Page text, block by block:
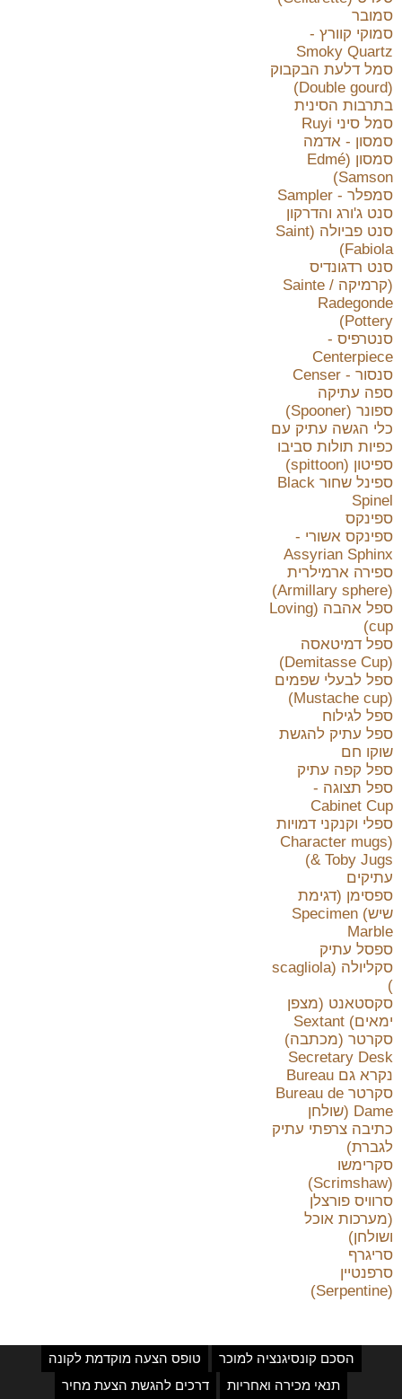
סמובר
סמוקי קוורץ -
Smoky Quartz
סמל דלעת הבקבוק
(Double gourd)
בתרבות הסינית
סמל סיני Ruyi
סמסון - אדמה
סמסון (Edmé
Samson)
סמפלר - Sampler
סנט ג'ורג והדרקון
סנט פביולה (Saint
Fabiola)
סנט רדגונדיס
(קרמיקה / Sainte
Radegonde
Pottery)
סנטרפיס -
Centerpiece
סנסור - Censer
ספה עתיקה
ספונר (Spooner)
כלי הגשה עתיק עם
כפיות תולות סביבו
ספיטון (spittoon)
ספינל שחור Black
Spinel
ספינקס
ספינקס אשורי -
Assyrian Sphinx
ספירה ארמילרית
(Armillary sphere)
ספל אהבה (Loving
cup)
ספל דמיטאסה
(Demitasse Cup)
ספל לבעלי שפמים
(Mustache cup)
ספל לגילוח
ספל עתיק להגשת
שוקו חם
ספל קפה עתיק
ספל תצוגה -
Cabinet Cup
ספלי וקנקני דמויות
(Character mugs
& Toby Jugs)
עתיקים
ספסימן (דגימת
שיש) Specimen
Marble
ספסל עתיק
סקליולה (scagliola
)
סקסטאנט (מצפן
ימאים) Sextant
סקרטר (מכתבה)
Secretary Desk
נקרא גם Bureau
סקרטר Bureau de
Dame (שולחן
כתיבה צרפתי עתיק
לגברת)
סקרימשו
(Scrimshaw)
סרוויס פורצלן
(מערכות אוכל
ושולחן)
סריגרף
סרפנטיין
(Serpentine)
הסכם קונסיגנציה למוכר
טופס הצעה מוקדמת לקונה
תנאי מכירה ואחריות
דרכים להגשת הצעת מחיר